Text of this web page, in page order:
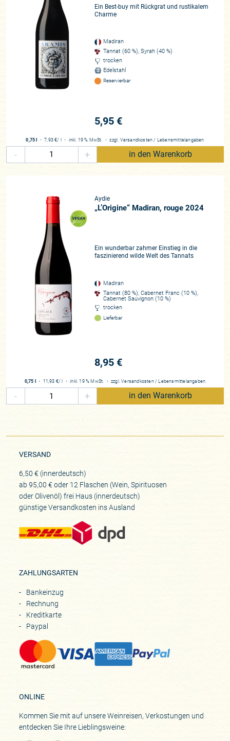
Ein Best-buy mit Rückgrat und rustikalem
Charme
Madiran
Tannat (60 %), Syrah (40 %)
trocken
Edelstahl
Reservierbar
5,95 €
0,75 l ・7,93 €/ l ・ inkl. 19 % MwSt. ・zzgl. Versandkosten / Lebensmittelangaben
- + in den Warenkorb
Aydie
„L’Origine“ Madiran, rouge 2024
Ein wunderbar zahmer Einstieg in die
faszinierend wilde Welt des Tannats
Madiran
Tannat (80 %), Cabernet Franc (10 %),
Cabernet Sauvignon (10 %)
trocken
Lieferbar
8,95 €
0,75 l ・ 11,93 €/ l ・inkl. 19 % MwSt. ・ zzgl.Versandkosten / Lebensmittelangaben
- + in den Warenkorb
VERSAND
6,50 € (innerdeutsch)
ab 95,00 € oder 12 Flaschen (Wein, Spirituosen
oder Olivenöl) frei Haus (innerdeutsch)
günstige Versandkosten ins Ausland
ZAHLUNGSARTEN
Bankeinzug
Rechnung
Kreditkarte
Paypal
ONLINE
Kommen Sie mit auf unsere Weinreisen, Verkostungen und
entdecken Sie Ihre Lieblingsweine: